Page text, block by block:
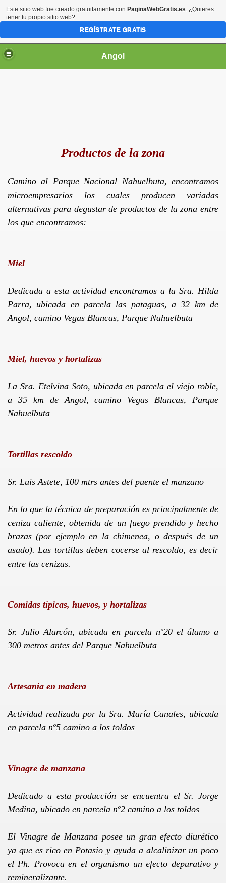
Angol
Productos de la zona
Camino al Parque Nacional Nahuelbuta, encontramos
microempresarios los cuales producen variadas
alternativas para degustar de productos de la zona entre
los que encontramos:
Miel
Dedicada a esta actividad encontramos a la Sra. Hilda
Parra, ubicada en parcela las pataguas, a32 km de
Angol, camino Vegas Blancas, Parque Nahuelbuta
Miel, huevos y hortalizas
La Sra. Etelvina Soto, ubicada en parcela el viejo roble,
a 35 km de Angol, camino Vegas Blancas,
Parque
Nahuelbuta
Tortillas rescoldo
Sr. Luis Astete, 100 mtrs antes del puente el manzano
En lo que la técnica de preparación es principalmente de
ceniza caliente, obtenida de un fuego prendido y hecho
brazas (por ejemplo en la chimenea, o después de un
asado). Las tortillas deben cocerse al rescoldo, es decir
entre las cenizas.
Comidas típicas, huevos, y hortalizas
Sr. Julio Alarcón, ubicada en parcela nº20 el álamo a
300 metros antes del Parque Nahuelbuta
Artesanía en madera
Actividad realizada por la Sra. MaríaCanales, ubicada
en parcela nº5 camino a los toldos
Vinagre de manzana
Dedicado a esta producción se encuentra el Sr. Jorge
Medina, ubicado en parcela nº2 camino a los toldos
El Vinagre de Manzana posee un gran efecto diurético
ya que es rico en Potasio y ayuda a alcalinizar un poco
el Ph. Provoca en el organismo un efecto depurativo y
remineralizante.
A LA CIUDAD DE ANGOL
CHILENO - CIUDAD DE ANGOL
Este sitio web fue creado gratuitamente con PaginaWebGratis.es. ¿Quieres
tener tu propio sitio web?
REGÍSTRATE GRATIS